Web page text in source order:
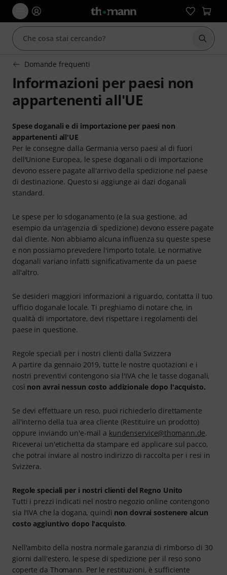
Domande frequenti
Informazioni per paesi non
appartenenti all'UE
Spese doganali e di importazione per paesi non
appartenenti all'UE
Per le consegne dalla Germania verso paesi al di fuori
dell'Unione Europea, le spese doganali o di importazione
devono essere pagate all'arrivo della spedizione nel paese
di destinazione. Questo si aggiunge ai dazi doganali
standard.
Le spese per lo sdoganamento (e la sua gestione, ad
esempio da un'agenzia di spedizione) devono essere pagate
dal cliente. Non abbiamo alcuna influenza su queste spese
e non possiamo prevedere l'importo totale. Le normative
doganali variano infatti significativamente da un paese
all'altro.
Se desideri maggiori informazioni a riguardo, contatta il tuo
ufficio doganale locale. Ti preghiamo di notare che, in
qualità di importatore, devi rispettare i regolamenti del
paese in questione.
Regole speciali per i nostri clienti dalla Svizzera
A partire da gennaio 2019, tutte le nostre quotazioni e i
nostri preventivi contengono sia l'IVA che le tasse doganali,
così non avrai nessun costo addizionale dopo l'acquisto.
Se devi effettuare un reso, puoi richiederlo direttamente
all'interno della tua area cliente (Restituire un prodotto)
oppure inviando un'e-mail a kundenservice@thomann.de.
Riceverai un'etichetta da stampare ed applicare sul pacco,
che potrai inviare al nostro indirizzo di raccolta per i resi in
Svizzera.
Regole speciali per i nostri clienti del Regno Unito
Tutti i prezzi indicati nel nostro negozio online contengono
sia l'IVA che la dogana, quindi non dovrai sostenere alcun
costo aggiuntivo dopo l'acquisto.
Nell'ambito della nostra normale garanzia di rimborso di 30
giorni dall'estero, le spese di spedizione per il reso sono
coperte da Thomann. Per le restituzioni, è sufficiente